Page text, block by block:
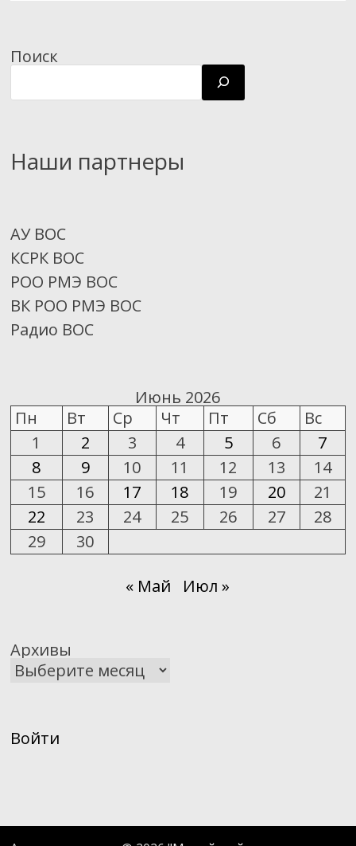
Поиск
Наши партнеры
АУ ВОС
КСРК ВОС
РОО РМЭ ВОС
ВК РОО РМЭ ВОС
Радио ВОС
Июнь 2026
Пн
Вт Ср Чт Пт Сб
Вс
1
2 3 4 5 6
7
8
9 10 11 12 13
14
15
16 17 18 19 20
21
22
23 24 25 26 27
28
29
30
« Май Июл »
Архивы
Войти